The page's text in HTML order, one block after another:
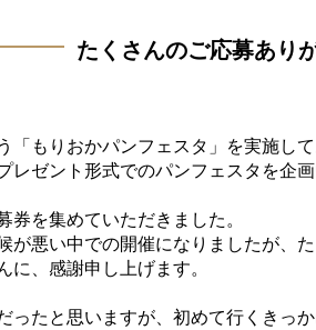
たくさんのご応募あり
「もりおかパンフェスタ」を実施し
レゼント形式でのパンフェスタを企画
を集めていただきました。
が悪い中での開催になりましたが、
に、感謝申し上げます。
ったと思いますが、初めて行くきっ